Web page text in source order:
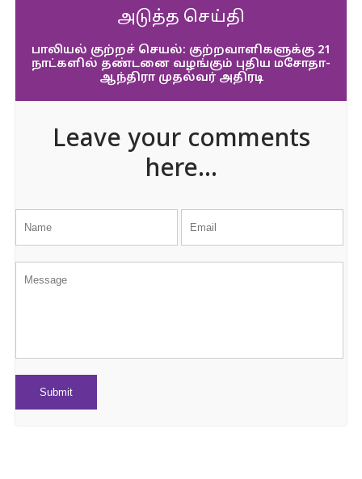
அடுத்த செய்தி
பாலியல் குற்றச் செயல்: குற்றவாளிகளுக்கு 21
நாட்களில் தண்டனை வழங்கும் புதிய மசோதா-
ஆந்திரா முதல்வர் அதிரடி
Leave your comments
here...